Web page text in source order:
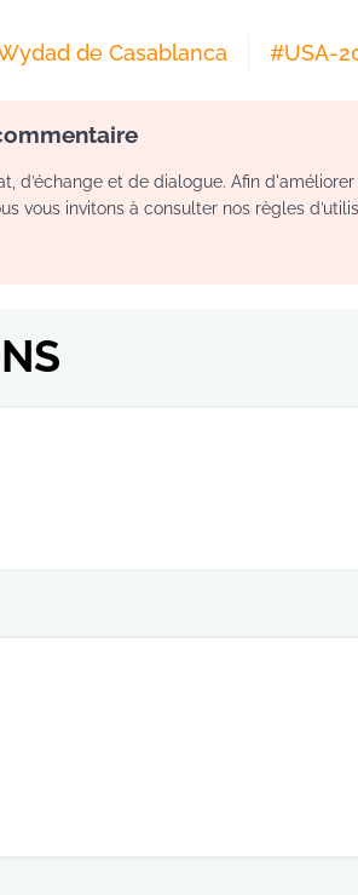
de Casablanca #USA-
d’échange et de dialogue. Afin
vous invitons à consulter nos règles